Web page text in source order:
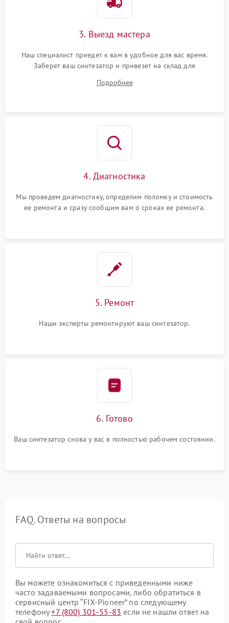
3. Выезд мастера
Наш специалист приедет к вам в удобное для вас время.
Заберет ваш синтезатор и привезет на склад для
Подробнее
4. Диагностика
Мы проведем диагностику, определим поломку и стоимость
ее ремонта и сразу сообщим вам о сроках ее ремонта.
5. Ремонт
Наши эксперты ремонтируют ваш синтезатор.
6. Готово
Ваш синтезатор снова у вас в полностью рабочем состоянии.
FAQ. Ответы на вопросы
Вы можете ознакомиться с приведенными ниже
часто задаваемыми вопросами, либо обратиться в
сервисный центр “FIX-Pioneer” по следующему
телефону+7 (800) 301-55-83 если не нашли ответ на